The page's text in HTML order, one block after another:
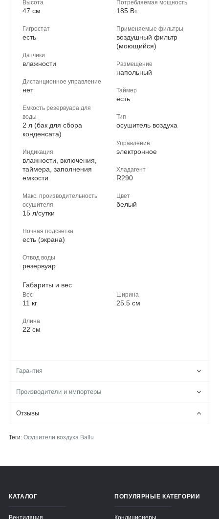
Высота
47 см
Гигростат
есть
Датчики
влажности
Дистанционное управление
нет
Емкость резервуара для
воды
2 л (бак для сбора
конденсата)
Индикация
влажности, включения,
таймера, заполнения
емкости
Макс. производительность
осушителя
15 л/сутки
Ночная подсветка
есть (экрана)
Отвод воды
резервуар
Потребляемая мощность
185 Вт
Применяемые фильтры
воздушный фильтр
(моющийся)
Размещение
напольный
Таймер
есть
Тип
осушитель воздуха
Управление
электронное
Хладагент
R290
Цвет
белый
Габариты и вес
Вес
11 кг
Длина
22 см
Ширина
25.5 см
Гарантия
Производители и импортеры
Отзывы
Теги: Осушители воздуха Ballu
КАТАЛОГ
Вентиляция
ПОПУЛЯРНЫЕ КАТЕГОРИИ
Кондиционеры